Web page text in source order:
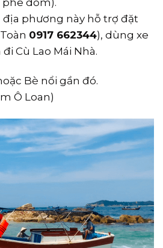
phê dỏm).
địa phương này hỗ trợ đặt
0917 662344), dùng xe
Cù Lao Mái Nhà.
Bè nổi gần đó.
Ô Loan)